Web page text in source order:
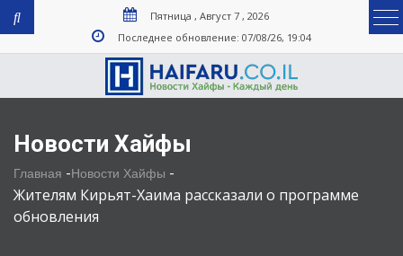
Пятница , Август 7 , 2026
Последнее обновление: 07/08/26, 19:04
Новости Хайфы
Главная -Новости Хайфы -
Жителям Кирьят-Хаима рассказали о программе
обновления